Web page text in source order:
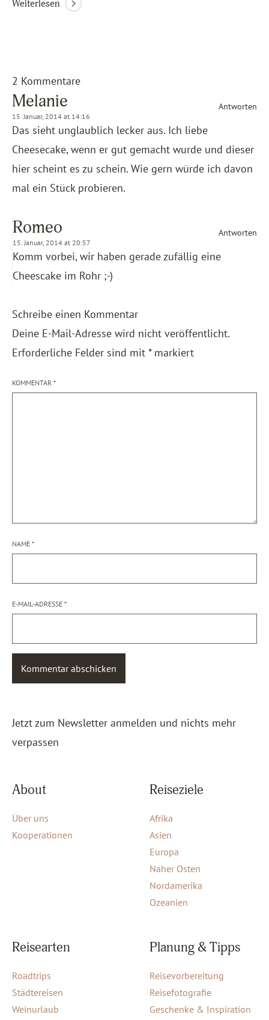
Weiterlesen
2 Kommentare
Melanie
15. Januar, 2014 at 14:16
Antworten
Das sieht unglaublich lecker aus. Ich liebe
Cheesecake, wenn er gut gemacht wurde und dieser
hier scheint es zu schein. Wie gern würde ich davon
mal ein Stück probieren.
Romeo
15. Januar, 2014 at 20:57
Antworten
Komm vorbei, wir haben gerade zufällig eine
Cheescake im Rohr ;-)
Schreibe einen Kommentar
Deine E-Mail-Adresse wird nicht veröffentlicht.
Erforderliche Felder sind mit *markiert
KOMMENTAR *
NAME *
E-MAIL-ADRESSE *
Jetzt zum Newsletter anmelden und nichts mehr
verpassen
About
Über uns
Kooperationen
Reiseziele
Afrika
Asien
Europa
Naher Osten
Nordamerika
Ozeanien
Reisearten
Roadtrips
Städtereisen
Weinurlaub
Planung & Tipps
Reisevorbereitung
Reisefotografie
Geschenke & Inspiration